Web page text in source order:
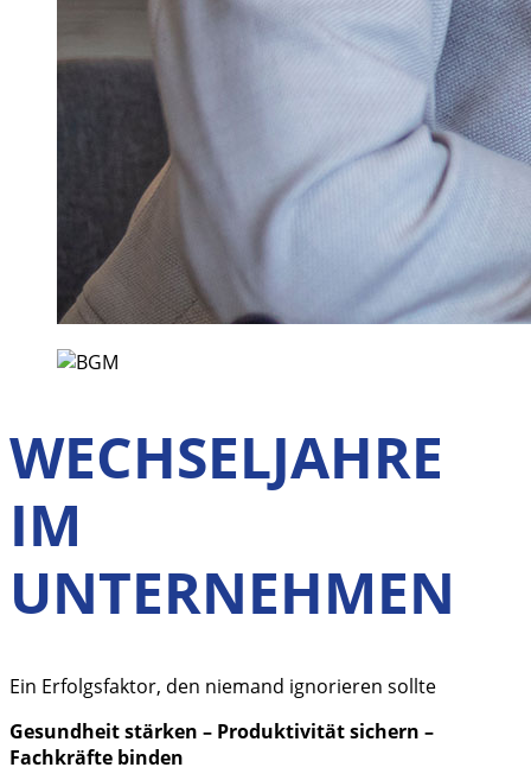
WECHSELJAHRE
IM
UNTERNEHMEN
Ein Erfolgsfaktor, den niemand ignorieren sollte
Gesundheit stärken – Produktivität sichern –
Fachkräfte binden